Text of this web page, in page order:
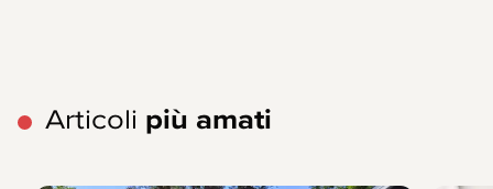
Articoli più amati